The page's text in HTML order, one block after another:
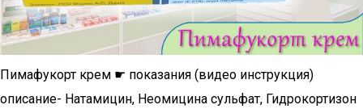
Пимафукорт крем ☛ показания (видео инструкция)
описание- Натамицин, Неомицина сульфат, Гидрокортизон